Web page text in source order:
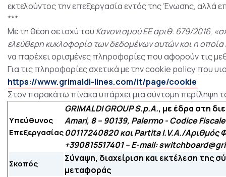
εκτελούντος την επεξεργασία εντός της Ένωσης, αλλά
***
Με τη θέση σε ισχύ του Κανονισμού ΕΕ αριθ. 679/2016,
ελεύθερη κυκλοφορία των δεδομένων αυτών και η
να παρέχει ορισμένες πληροφορίες που αφορούν τις
Για τις πληροφορίες σχετικά με την cookie policy που
https://www.grimaldi-lines.com/it/page/cookie
Στον παρακάτω πίνακα υπάρχει μια σύντομη
Υπεύθυνος
Επεξεργασίας
GRIMALDI GROUP S.p.A., με έδρα στη
Amari, 8 – 90139, Palermo - Codice
00117240820 και Partita I.V.A./Αριθμός
+390815517401 – E-mail:
Σκοπός
Σύναψη, διαχείριση και εκτέλεση της
μεταφοράς